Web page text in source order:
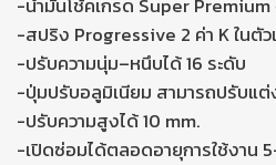
-น้ำมันโช้คเกรด Super Premium
-สปริง Progressive 2 ค่า K ในตัว
-ปรับความนุ่ม–หนึบได้ 16 ระดับ
-ปุ่มปรับอลูมิเนียม สามารถปรับแ
-ปรับความสูงได้ 10 mm.
-เปิดซ่อมได้ตลอดอายุการใช้งาน